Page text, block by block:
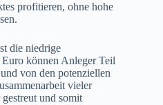
profitieren, ohne hohe
die niedrige
können Anleger Teil
von den potenziellen
vieler
und somit